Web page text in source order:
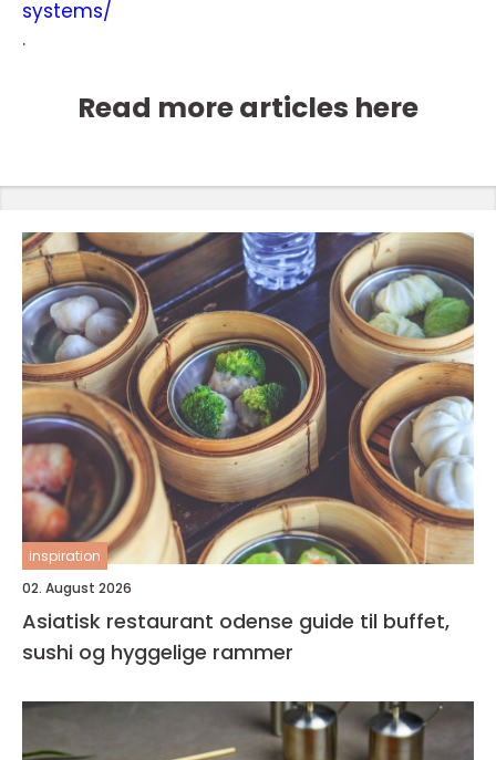
systems/
.
Read more articles here
inspiration
02. August 2026
Asiatisk restaurant odense guide til buffet,
sushi og hyggelige rammer